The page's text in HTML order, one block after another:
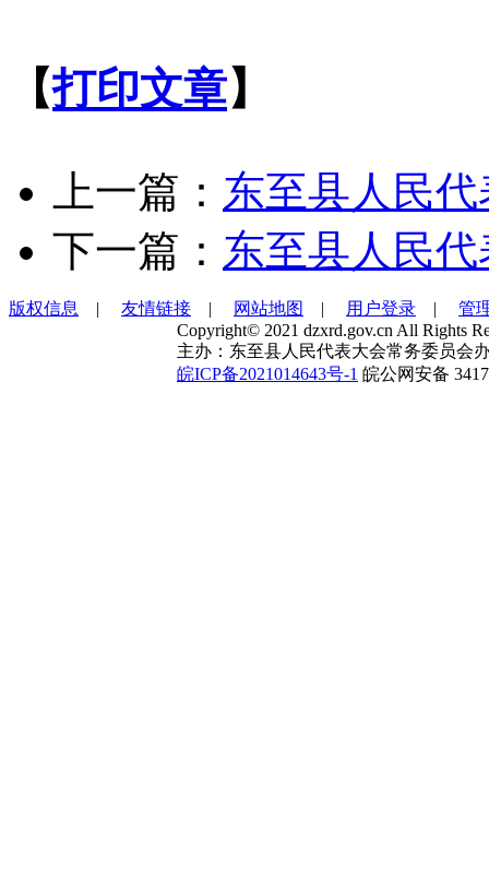
【打印文章】
上一篇： 东至县人民
下一篇： 东至县人民
版权信息 | 友情链接 | 网站地图 | 用户登录 | 管
Copyright© 2021 dzxrd.gov.cn All Rights
主办：东至县人民代表大会常务委员会
皖ICP备2021014643号-1 皖公网安备